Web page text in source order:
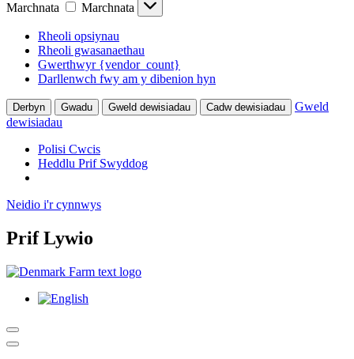
Marchnata
Marchnata
Rheoli opsiynau
Rheoli gwasanaethau
Gwerthwyr {vendor_count}
Darllenwch fwy am y dibenion hyn
Derbyn Gwadu Gweld dewisiadau Cadw dewisiadau
Gweld
dewisiadau
Polisi Cwcis
Heddlu Prif Swyddog
Neidio i'r cynnwys
Prif Lywio